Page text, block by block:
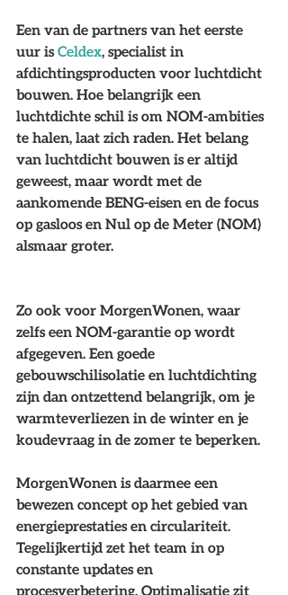
Een van de partners van het eerste
uur is Celdex, specialist in
afdichtingsproducten voor luchtdicht
bouwen. Hoe belangrijk een
luchtdichte schil is om NOM-ambities
te halen, laat zich raden. Het belang
van luchtdicht bouwen is er altijd
geweest, maar wordt met de
aankomende BENG-eisen en de focus
op gasloos en Nul op de Meter (NOM)
alsmaar groter.
Zo ook voor MorgenWonen, waar
zelfs een NOM-garantie op wordt
afgegeven. Een goede
gebouwschilisolatie en luchtdichting
zijn dan ontzettend belangrijk, om je
warmteverliezen in de winter en je
koudevraag in de zomer te beperken.
MorgenWonen is daarmee een
bewezen concept op het gebied van
energieprestaties en circulariteit.
Tegelijkertijd zet het team in op
constante updates en
procesverbetering. Optimalisatie zit